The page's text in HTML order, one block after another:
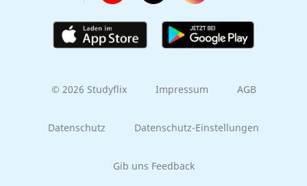
© 2026 Studyflix Impressum AGB
Datenschutz Datenschutz-Einstellungen
Gib uns Feedback